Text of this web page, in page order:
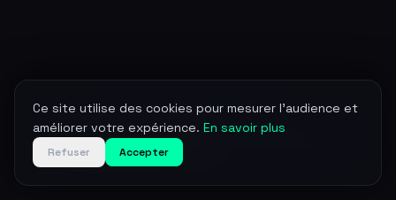
Ce site utilise des cookies pour mesurer l'audience et
améliorer votre expérience. En savoir plus
Refuser Accepter
QUESTIONS FRÉQUENTES
Vous hésitezencore ?